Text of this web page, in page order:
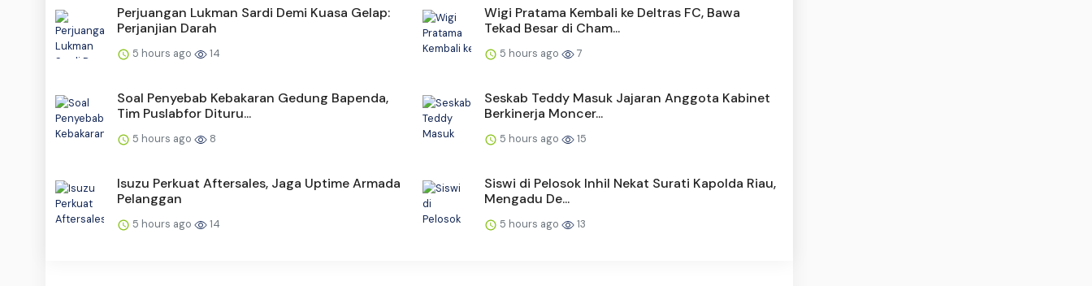
Perjuangan Lukman Sardi Demi Kuasa Gelap:
Perjanjian Darah
5 hours ago 14
Wigi Pratama Kembali ke Deltras FC, Bawa
Tekad Besar di Cham...
5 hours ago 7
Soal Penyebab Kebakaran Gedung Bapenda,
Tim Puslabfor Dituru...
5 hours ago 8
Seskab Teddy Masuk Jajaran Anggota Kabinet
Berkinerja Moncer...
5 hours ago 15
Isuzu Perkuat Aftersales, Jaga Uptime Armada
Pelanggan
5 hours ago 14
Siswi di Pelosok Inhil Nekat Surati Kapolda Riau,
Mengadu De...
5 hours ago 13